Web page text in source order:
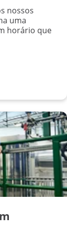
nossos
uma
horário que